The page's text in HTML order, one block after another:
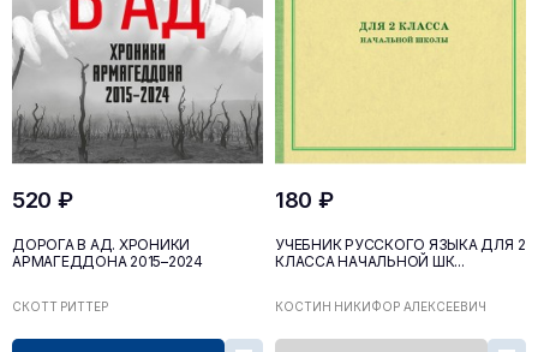
520 ₽
ДОРОГА В АД. ХРОНИКИ
АРМАГЕДДОНА 2015–2024
СКОТТ РИТТЕР
180 ₽
УЧЕБНИК РУССКОГО ЯЗЫКА ДЛЯ 2
КЛАССА НАЧАЛЬНОЙ ШК...
КОСТИН НИКИФОР АЛЕКСЕЕВИЧ